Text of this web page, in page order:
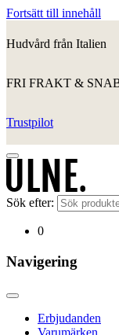
Fortsätt till innehåll
Hudvård från Italien
FRI FRAKT &
Trustpilot
Sök efter:
0
Navigering
Erbjudanden